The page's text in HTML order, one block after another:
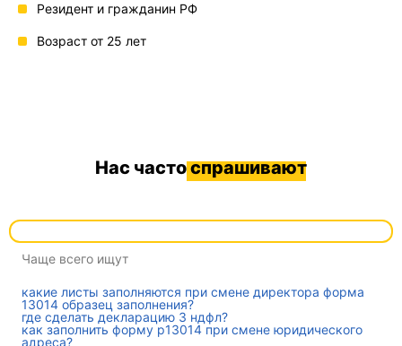
Резидент и гражданин РФ
Возраст от 25 лет
Нас частоспрашивают
Чаще всего ищут
какие листы заполняются при смене директора форма
13014 образец заполнения?
где сделать декларацию 3 ндфл?
как заполнить форму р13014 при смене юридического
адреса?